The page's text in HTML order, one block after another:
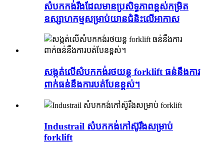
សំបកកង់​រឹង​ដែល​មាន​ប្រសិទ្ធភាព​ខ្ពស់​កម្រិត​
ឧស្សាហកម្ម​សម្រាប់​យានជំនិះ​លើ​អាកាស
សង្កត់លើសំបកកង់រថយន្ត forklift ធន់នឹងការ
ពាក់ធន់នឹងការបត់បែនខ្ពស់។
Industrail សំបកកង់កៅស៊ូរឹងសម្រាប់
forklift